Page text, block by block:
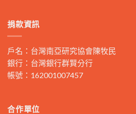
捐款資訊
戶名：台灣南亞研究協會陳牧民
銀行：台灣銀行群賢分行
帳號：162001007457
合作單位